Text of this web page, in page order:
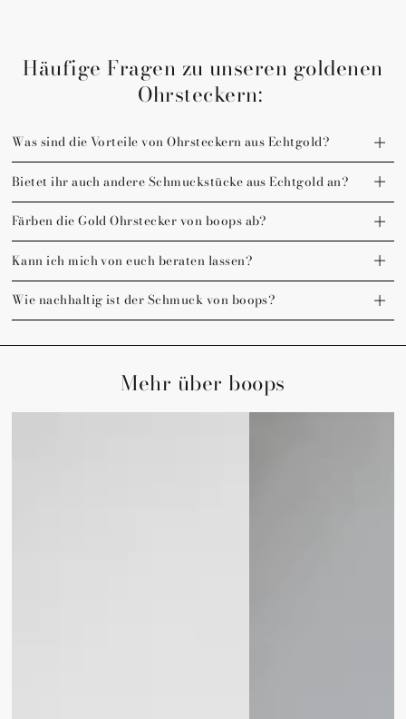
Häufige Fragen zu unseren goldenen
Ohrsteckern:
Was sind die Vorteile von Ohrsteckern aus Echtgold?
Bietet ihr auch andere Schmuckstücke aus Echtgold an?
Färben die Gold Ohrstecker von boops ab?
Kann ich mich von euch beraten lassen?
Wie nachhaltig ist der Schmuck von boops?
Mehr über boops